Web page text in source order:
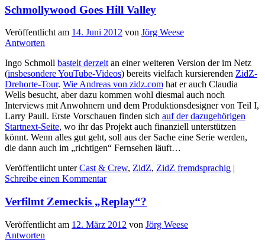
Schmollywood Goes Hill Valley
Veröffentlicht am 14. Juni 2012 von Jörg Weese
Antworten
Ingo Schmoll bastelt derzeit an einer weiteren Version der im Netz
(insbesondere YouTube-Videos) bereits vielfach kursierenden ZidZ-
Drehorte-Tour. Wie Andreas von zidz.com hat er auch Claudia
Wells besucht, aber dazu kommen wohl diesmal auch noch
Interviews mit Anwohnern und dem Produktionsdesigner von Teil I,
Larry Paull. Erste Vorschauen finden sich auf der dazugehörigen
Startnext-Seite, wo ihr das Projekt auch finanziell unterstützen
könnt. Wenn alles gut geht, soll aus der Sache eine Serie werden,
die dann auch im „richtigen“ Fernsehen läuft…
Veröffentlicht unter Cast & Crew, ZidZ, ZidZ fremdsprachig |
Schreibe einen Kommentar
Verfilmt Zemeckis „Replay“?
Veröffentlicht am 12. März 2012 von Jörg Weese
Antworten